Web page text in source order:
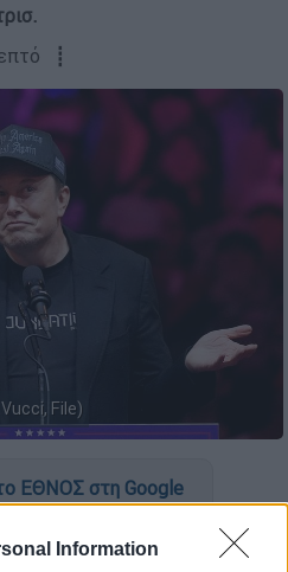
Information
┋
File)
ΕΘΝΟΣ στη Google
Πέμπτη ότι η